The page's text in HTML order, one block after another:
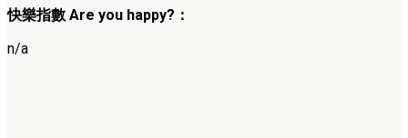
快樂指數 Are you happy?：
n/a